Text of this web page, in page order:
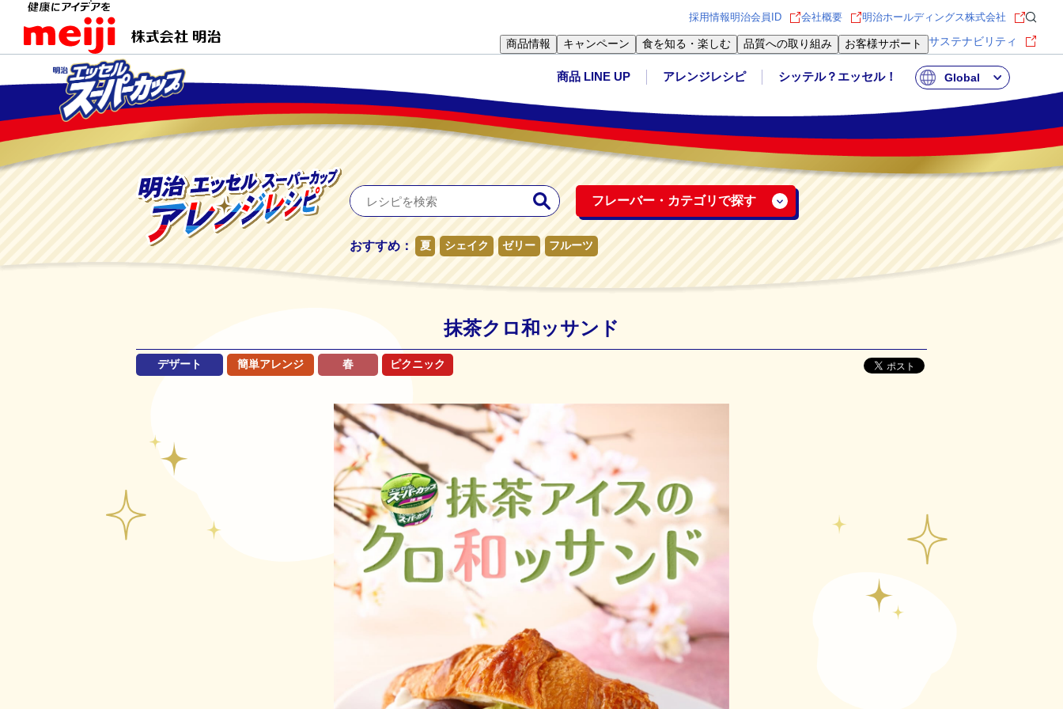
商品情報 キャンペーン 食を知る・楽しむ 品質への取り組み お客様サポート サステナビリティ
採用情報明治会員ID 会社概要 明治ホールディングス株式会社
商品 LINE UP アレンジレシピ シッテル？エッセル！ Global
フレーバー・ カテゴリで探す
おすすめ： 夏 シェイク ゼリー フルーツ
抹茶クロ和ッサンド
デザート 簡単アレンジ 春 ピクニック